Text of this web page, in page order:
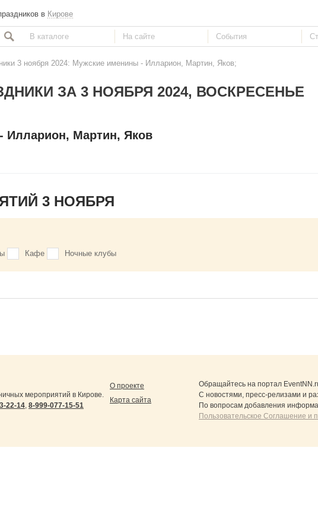
в Кирове
3 ноября 2024: Мужские именины - Илларион, Мартин, Яков;
ЗА 3 НОЯБРЯ 2024, ВОСКРЕСЕНЬЕ
Илларион, Мартин, Яков
3 НОЯБРЯ
Кафе Ночные клубы
мероприятий в Кирове.
22-14, 8-999-077-15-51
О проекте
Карта сайта
Обращайтесь на портал
С новостями, пресс-релизами и
По вопросам добавления
Пользовательское Соглашение и